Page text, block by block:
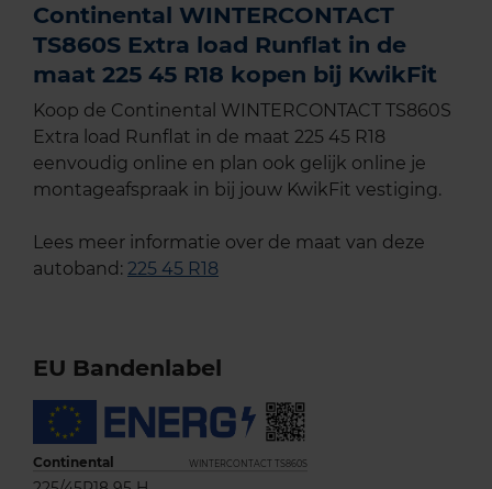
Continental WINTERCONTACT
TS860S Extra load Runflat in de
maat 225 45 R18 kopen bij KwikFit
Koop de Continental WINTERCONTACT TS860S
Extra load Runflat in de maat 225 45 R18
eenvoudig online en plan ook gelijk online je
montageafspraak in bij jouw KwikFit vestiging.
Lees meer informatie over de maat van deze
autoband: 225 45 R18
EU Bandenlabel
Continental WINTERCONTACT TS860S